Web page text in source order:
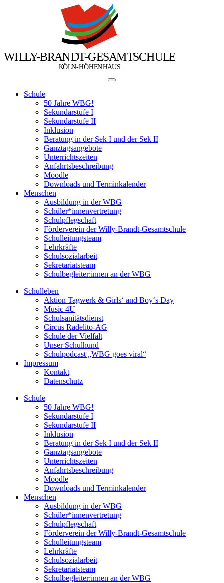
WILLY-BRANDT-GESAMTSCHULE
KÖLN-HÖHENHAUS
Schule
50 Jahre WBG!
Sekundarstufe I
Sekundarstufe II
Inklusion
Beratung in der Sek I und der Sek II
Ganztagsangebote
Unterrichtszeiten
Anfahrtsbeschreibung
Moodle
Downloads und Terminkalender
Menschen
Ausbildung in der WBG
Schüler*innenvertretung
Schulpflegschaft
Förderverein der Willy-Brandt-Gesamtschule
Schulleitungsteam
Lehrkräfte
Schulsozialarbeit
Sekretariatsteam
Schulbegleiter:innen an der WBG
Schulleben
Aktion Tagwerk & Girls‘ and Boy‘s Day
Music 4U
Schulsanitätsdienst
Circus Radelito-AG
Schule der Vielfalt
Unser Schulhund
Schulpodcast „WBG goes viral“
Impressum
Kontakt
Datenschutz
Schule
50 Jahre WBG!
Sekundarstufe I
Sekundarstufe II
Inklusion
Beratung in der Sek I und der Sek II
Ganztagsangebote
Unterrichtszeiten
Anfahrtsbeschreibung
Moodle
Downloads und Terminkalender
Menschen
Ausbildung in der WBG
Schüler*innenvertretung
Schulpflegschaft
Förderverein der Willy-Brandt-Gesamtschule
Schulleitungsteam
Lehrkräfte
Schulsozialarbeit
Sekretariatsteam
Schulbegleiter:innen an der WBG